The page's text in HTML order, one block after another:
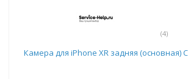
(4)
Камера для iPhone XR задняя (основная)